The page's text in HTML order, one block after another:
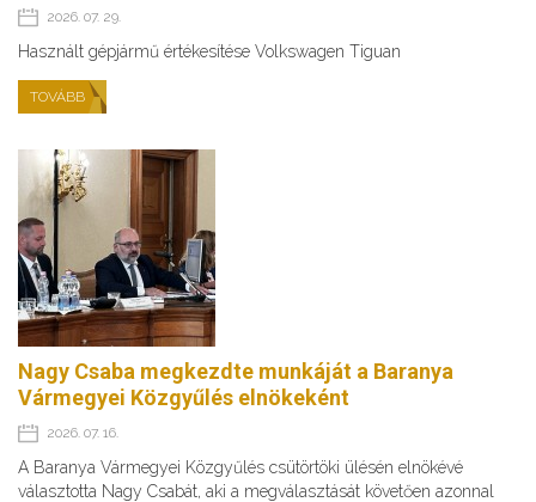
2026. 07. 29.
Használt gépjármű értékesítése Volkswagen Tiguan
TOVÁBB
Nagy Csaba megkezdte munkáját a Baranya
Vármegyei Közgyűlés elnökeként
2026. 07. 16.
A Baranya Vármegyei Közgyűlés csütörtöki ülésén elnökévé
választotta Nagy Csabát, aki a megválasztását követően azonnal